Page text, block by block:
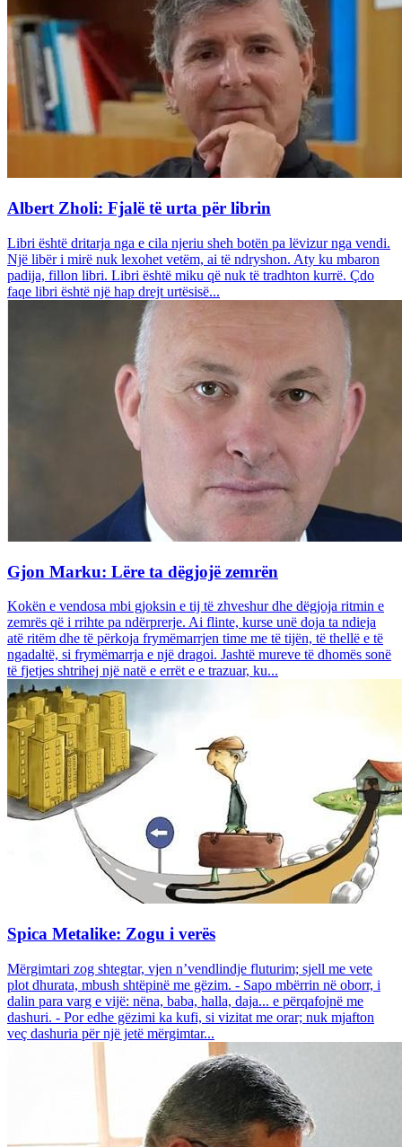
Albert Zholi: Fjalë të urta për librin
Libri është dritarja nga e cila njeriu sheh botën pa lëvizur nga vendi.
Një libër i mirë nuk lexohet vetëm, ai të ndryshon. Aty ku mbaron
padija, fillon libri. Libri është miku që nuk të tradhton kurrë. Çdo
faqe libri është një hap drejt urtësisë...
Gjon Marku: Lëre ta dëgjojë zemrën
Kokën e vendosa mbi gjoksin e tij të zhveshur dhe dëgjoja ritmin e
zemrës që i rrihte pa ndërprerje. Ai flinte, kurse unë doja ta ndieja
atë ritëm dhe të përkoja frymëmarrjen time me të tijën, të thellë e të
ngadaltë, si frymëmarrja e një dragoi. Jashtë mureve të dhomës sonë
të fjetjes shtrihej një natë e errët e e trazuar, ku...
Spica Metalike: Zogu i verës
Mërgimtari zog shtegtar, vjen n’vendlindje fluturim; sjell me vete
plot dhurata, mbush shtëpinë me gëzim. - Sapo mbërrin në oborr, i
dalin para varg e vijë: nëna, baba, halla, daja... e përqafojnë me
dashuri. - Por edhe gëzimi ka kufi, si vizitat me orar; nuk mjafton
veç dashuria për një jetë mërgimtar...